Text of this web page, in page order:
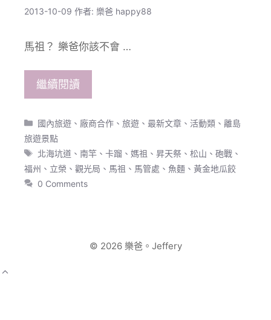
2013-10-09 作者: 樂爸 happy88
馬祖？ 樂爸你該不會 …
繼續閱讀
分
類
國內旅遊 、 廠商合作 、旅遊 、最新文章 、 活動類 、離島
旅遊景點
標
籤
北海坑道 、南竿 、卡蹓 、媽祖 、昇天祭 、松山 、砲戰 、
福州 、 立榮 、 觀光局 、 馬祖 、 馬管處 、 魚麵 、 黃金地瓜餃
0 Comments
© 2026 樂爸。Jeffery